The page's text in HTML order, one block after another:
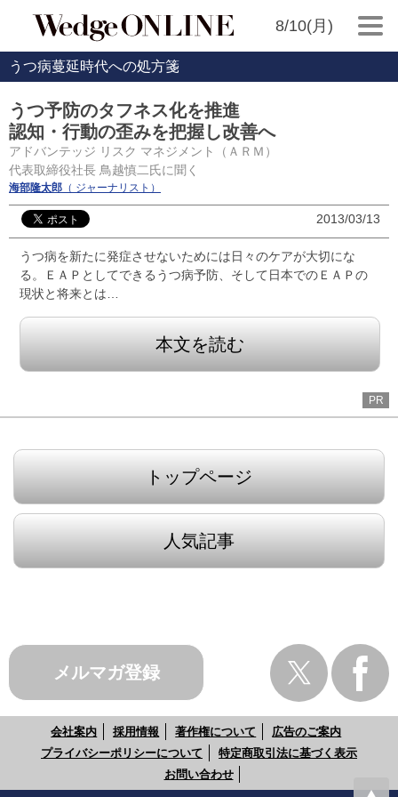
8/10(月)
うつ病蔓延時代への処方箋
うつ予防のタフネス化を推進
認知・行動の歪みを把握し改善へ
アドバンテッジ リスク マネジメント（ＡＲＭ）
代表取締役社長 鳥越慎二氏に聞く
海部隆太郎 （ ジャーナリスト）
2013/03/13
うつ病を新たに発症させないためには日々のケアが大切にな
る。ＥＡＰとしてできるうつ病予防、そして日本でのＥＡＰの
現状と将来とは…
本文を読む
PR
トップページ
人気記事
メルマガ登録
会社案内 採用情報 著作権について
広告のご案内
プライバシーポリシーについて
特定商取引法に基づく表示
お問い合わせ